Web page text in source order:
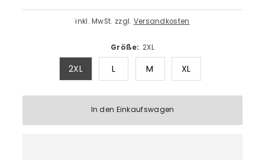
inkl. MwSt. zzgl. Versandkosten
Größe: 2XL
2XL L M XL
In den Einkaufswagen